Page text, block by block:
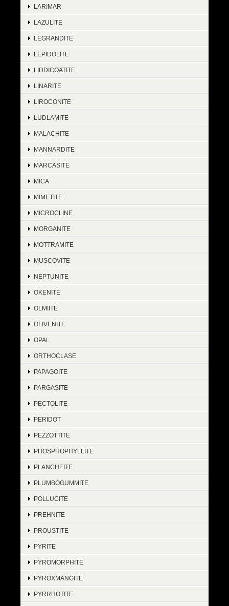
LARIMAR
LAZULITE
LEGRANDITE
LEPIDOLITE
LIDDICOATITE
LINARITE
LIROCONITE
LUDLAMITE
MALACHITE
MANNARDITE
MARCASITE
MICA
MIMETITE
MICROCLINE
MORGANITE
MOTTRAMITE
MUSCOVITE
NEPTUNITE
OKENITE
OLMIITE
OLIVENITE
OPAL
ORTHOCLASE
PAPAGOITE
PARGASITE
PECTOLITE
PERIDOT
PEZZOTTITE
PHOSPHOPHYLLITE
PLANCHEITE
PLUMBOGUMMITE
POLLUCITE
PREHNITE
PROUSTITE
PYRITE
PYROMORPHITE
PYROXMANGITE
PYRRHOTITE